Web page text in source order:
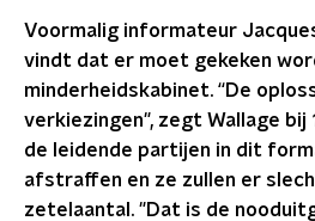
Voormalig informateur
vindt dat er moet gekeken
minderheidskabinet. “De
verkiezingen", zegt Wallage bij
de leidende partijen in dit
afstraffen en ze zullen er
zetelaantal. "Dat is de